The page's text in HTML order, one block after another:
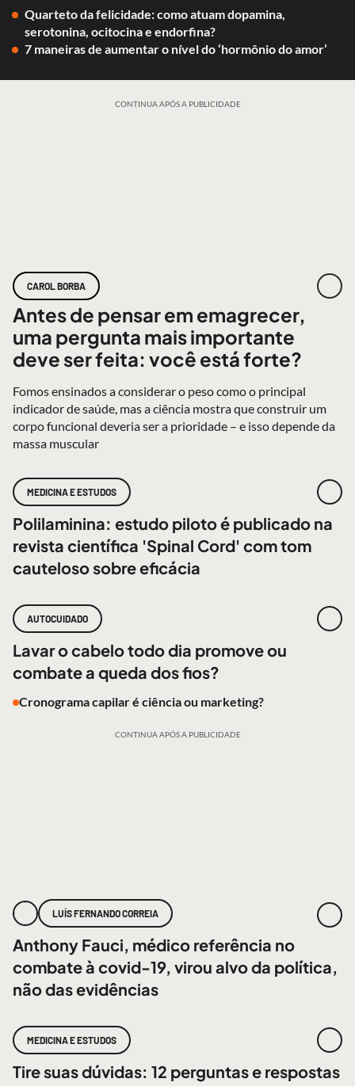
Quarteto da felicidade: como atuam dopamina,
serotonina, ocitocina e endorfina?
7 maneiras de aumentar o nível do ‘hormônio do amor’
CONTINUA APÓS A PUBLICIDADE
CAROL BORBA
Antes de pensar em emagrecer,
uma pergunta mais importante
deve ser feita: você está forte?
Fomos ensinados a considerar o peso como o principal
indicador de saúde, mas a ciência mostra que construir um
corpo funcional deveria ser a prioridade – e isso depende da
massa muscular
MEDICINA E ESTUDOS
Polilaminina: estudo piloto é publicado na
revista científica 'Spinal Cord' com tom
cauteloso sobre eficácia
AUTOCUIDADO
Lavar o cabelo todo dia promove ou
combate a queda dos fios?
Cronograma capilar é ciência ou marketing?
CONTINUA APÓS A PUBLICIDADE
LUÍS FERNANDO CORREIA
Anthony Fauci, médico referência no
combate à covid-19, virou alvo da política,
não das evidências
MEDICINA E ESTUDOS
Tire suas dúvidas: 12 perguntas e respostas